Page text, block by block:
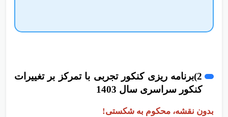
2)برنامه ریزی کنکور تجربی با تمرکز بر تغییرات
کنکور سراسری سال 1403
بدون نقشه، محکوم به شکستی!